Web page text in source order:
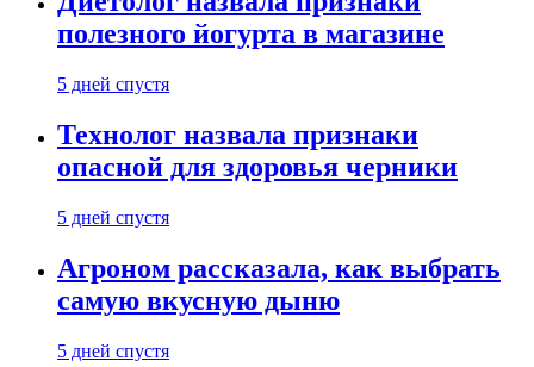
полезного йогурта в магазине
5 дней спустя
Технолог назвала признаки
опасной для здоровья черники
5 дней спустя
Агроном рассказала, как выбрать
самую вкусную дыню
5 дней спустя